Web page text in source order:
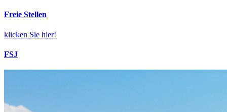
Freie Stellen
klicken Sie hier!
FSJ